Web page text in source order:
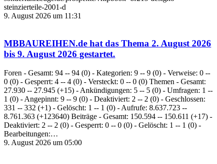
steinzierteile-2001-d
9. August 2026 um 11:31
MBBAUREIHEN.de hat das Thema 2. August 2026
bis 9. August 2026 gestartet.
Foren - Gesamt: 94 -- 94 (0) - Kategorien: 9 -- 9 (0) - Verweise: 0 --
0 (0) - Gesperrt: 4 -- 4 (0) - Versteckt: 0 -- 0 (0) Themen - Gesamt:
27.930 -- 27.945 (+15) - Ankündigungen: 5 -- 5 (0) - Umfragen: 1 --
1 (0) - Angepinnt: 9 -- 9 (0) - Deaktiviert: 2 -- 2 (0) - Geschlossen:
331 -- 332 (+1) - Gelöscht: 1 -- 1 (0) - Aufrufe: 8.637.723 --
8.761.363 (+123640) Beiträge - Gesamt: 150.594 -- 150.611 (+17) -
Deaktiviert: 2 -- 2 (0) - Gesperrt: 0 -- 0 (0) - Gelöscht: 1 -- 1 (0) -
Bearbeitungen:…
9. August 2026 um 05:00